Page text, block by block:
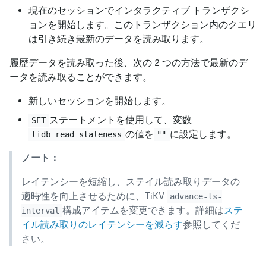
現在のセッションでインタラクティブ トランザクシ
ョンを開始します。このトランザクション内のクエリ
は引き続き最新のデータを読み取ります。
履歴データを読み取った後、次の 2 つの方法で最新のデ
ータを読み取ることができます。
新しいセッションを開始します。
SET ステートメントを使用して、変数
tidb_read_staleness の値を "" に設定します。
ノート：
レイテンシーを短縮し、ステイル読み取りデータの
適時性を向上させるために、TiKV
advance-ts-
interval 構成アイテムを変更できます。詳細はステ
イル読み取りのレイテンシーを減らす参照してくだ
さい。